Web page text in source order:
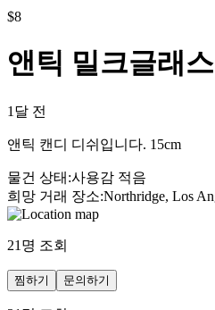
$8
앤틱 밀크글래
1달 전
앤틱 캔디 디쉬입니다. 15cm
물건 상태 :사용감 적음
희망 거래 장소:Northridge, Los
21 명 조회
찜하기 문의하기